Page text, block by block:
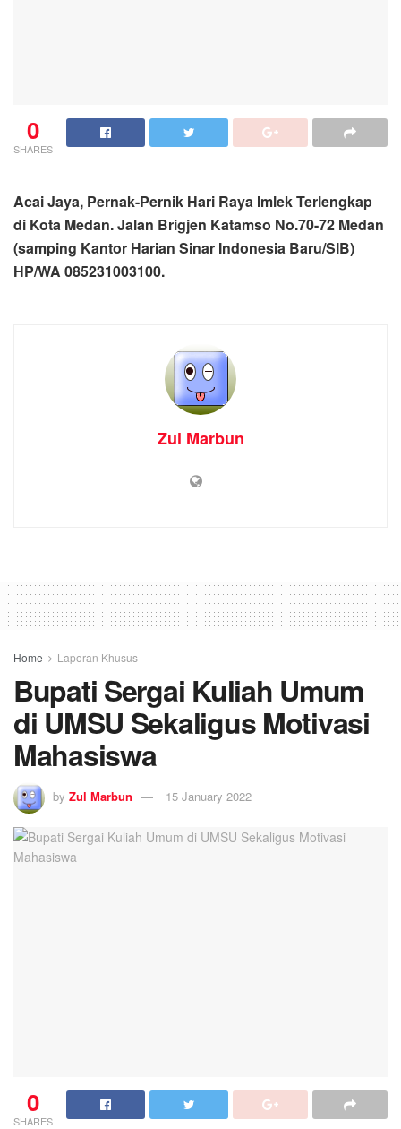
0
SHARES
Acai Jaya, Pernak-Pernik Hari Raya Imlek Terlengkap
di Kota Medan. Jalan Brigjen Katamso No.70-72 Medan
(samping Kantor Harian Sinar Indonesia Baru/SIB)
HP/WA 085231003100.
Zul Marbun
Home Laporan Khusus
Bupati Sergai Kuliah Umum
di UMSU Sekaligus Motivasi
Mahasiswa
by Zul Marbun 15 January 2022
0
SHARES